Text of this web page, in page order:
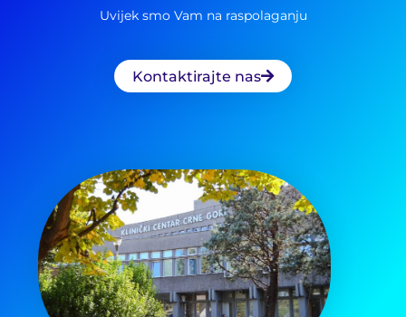
Uvijek smo Vam na raspolaganju
Kontaktirajte nas